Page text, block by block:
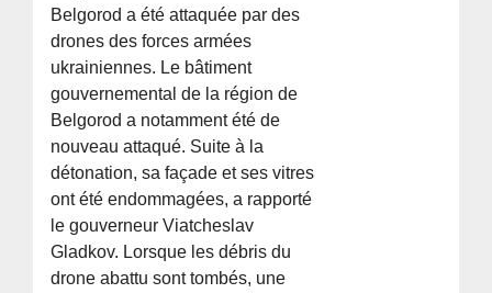
Belgorod a été attaquée par des
drones des forces armées
ukrainiennes. Le bâtiment
gouvernemental de la région de
Belgorod a notamment été de
nouveau attaqué. Suite à la
détonation, sa façade et ses vitres
ont été endommagées, a rapporté
le gouverneur Viatcheslav
Gladkov. Lorsque les débris du
drone abattu sont tombés, une